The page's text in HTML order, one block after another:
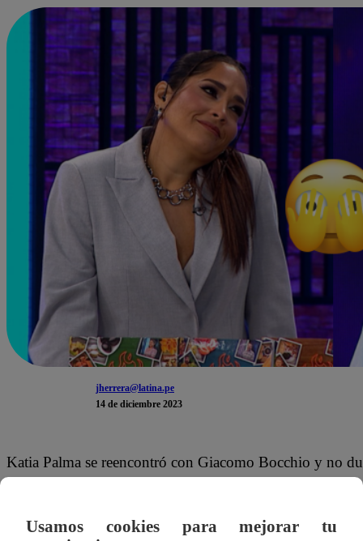
jherrera@latina.pe
14 de diciembre 2023
Katia Palma se reencontró con Giacomo Bocchio y no
jurado hiciera. Recordemos que al inicio del programa,
“El Gran Chef Famosos: La Revancha”.
Usamos cookies para mejorar tu